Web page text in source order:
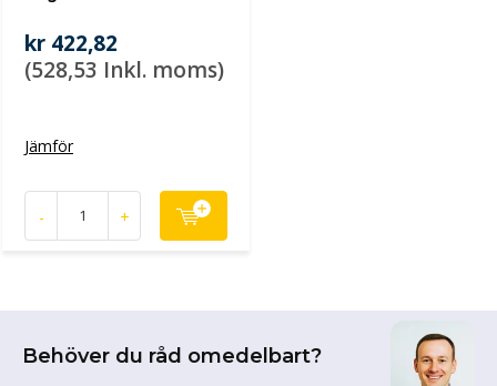
kr 422,82
(528,53 Inkl. moms)
Jämför
- +
Behöver du råd omedelbart?